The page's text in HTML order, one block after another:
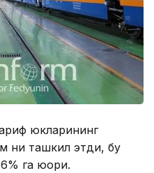
юкларининг
ни ташкил этди, бу
га юқори.